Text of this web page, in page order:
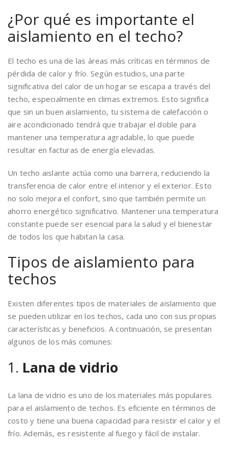
¿Por qué es importante el
aislamiento en el techo?
El techo es una de las áreas más críticas en términos de
pérdida de calor y frío. Según estudios, una parte
significativa del calor de un hogar se escapa a través del
techo, especialmente en climas extremos. Esto significa
que sin un buen aislamiento, tu sistema de calefacción o
aire acondicionado tendrá que trabajar el doble para
mantener una temperatura agradable, lo que puede
resultar en facturas de energía elevadas.
Un techo aislante actúa como una barrera, reduciendo la
transferencia de calor entre el interior y el exterior. Esto
no solo mejora el confort, sino que también permite un
ahorro energético significativo. Mantener una temperatura
constante puede ser esencial para la salud y el bienestar
de todos los que habitan la casa.
Tipos de aislamiento para
techos
Existen diferentes tipos de materiales de aislamiento que
se pueden utilizar en los techos, cada uno con sus propias
características y beneficios. A continuación, se presentan
algunos de los más comunes:
1. Lana de vidrio
La lana de vidrio es uno de los materiales más populares
para el aislamiento de techos. Es eficiente en términos de
costo y tiene una buena capacidad para resistir el calor y el
frío. Además, es resistente al fuego y fácil de instalar.